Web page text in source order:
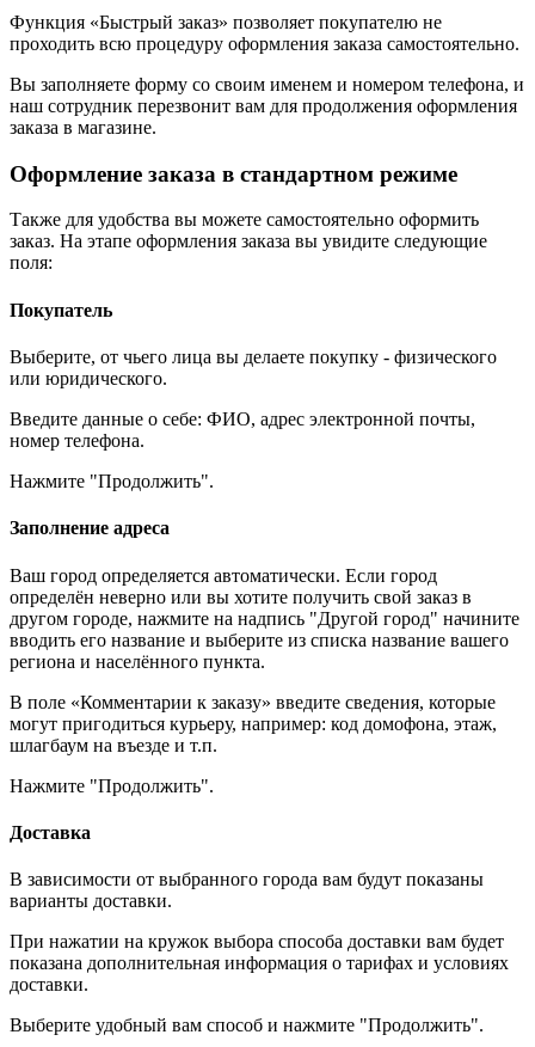
Функция «Быстрый заказ» позволяет покупателю не
проходить всю процедуру оформления заказа самостоятельно.
Вы заполняете форму со своим именем и номером телефона, и
наш сотрудник перезвонит вам для продолжения оформления
заказа в магазине.
Оформление заказа в стандартном режиме
Также для удобства вы можете самостоятельно оформить
заказ. На этапе оформления заказа вы увидите следующие
поля:
Покупатель
Выберите, от чьего лица вы делаете покупку - физического
или юридического.
Введите данные о себе: ФИО, адрес электронной почты,
номер телефона.
Нажмите "Продолжить".
Заполнение адреса
Ваш город определяется автоматически. Если город
определён неверно или вы хотите получить свой заказ в
другом городе, нажмите на надпись "Другой город" начините
вводить его название и выберите из списка название вашего
региона и населённого пункта.
В поле «Комментарии к заказу» введите сведения, которые
могут пригодиться курьеру, например: код домофона, этаж,
шлагбаум на въезде и т.п.
Нажмите "Продолжить".
Доставка
В зависимости от выбранного города вам будут показаны
варианты доставки.
При нажатии на кружок выбора способа доставки вам будет
показана дополнительная информация о тарифах и условиях
доставки.
Выберите удобный вам способ и нажмите "Продолжить".